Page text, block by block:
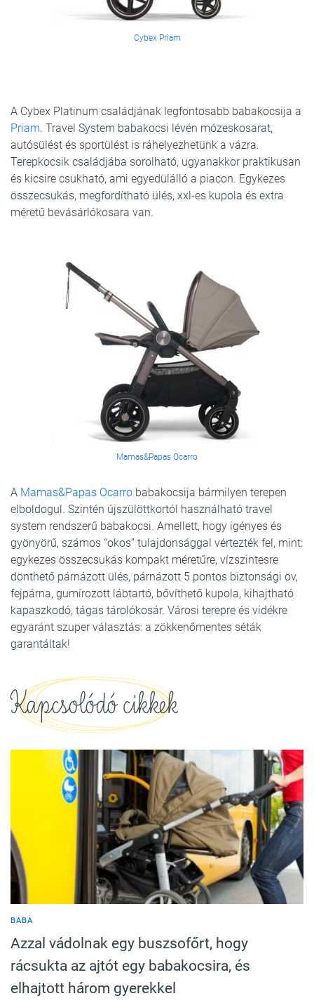
Cybex Priam
A Cybex Platinum családjának legfontosabb babakocsija a
Priam. Travel System babakocsi lévén mózeskosarat,
autósülést és sportülést is ráhelyezhetünk a vázra.
Terepkocsik családjába sorolható, ugyanakkor praktikusan
és kicsire csukható, ami egyedülálló a piacon. Egykezes
összecsukás, megfordítható ülés, xxl-es kupola és extra
méretű bevásárlókosara van.
Mamas&Papas Ocarro
A Mamas&Papas Ocarro babakocsija bármilyen terepen
elboldogul. Szintén újszülöttkortól használható travel
system rendszerű babakocsi. Amellett, hogy igényes és
gyönyörű, számos “okos” tulajdonsággal vértezték fel, mint:
egykezes összecsukás kompakt méretűre, vízszintesre
dönthető párnázott ülés, párnázott 5 pontos biztonsági öv,
fejpárna, gumírozott lábtartó, bővíthető kupola, kihajtható
kapaszkodó, tágas tárolókosár. Városi terepre és vidékre
egyaránt szuper választás: a zökkenőmentes séták
garantáltak!
Kapcsolódó cikkek
BABA
Azzal vádolnak egy buszsofőrt, hogy
rácsukta az ajtót egy babakocsira, és
elhajtott három gyerekkel